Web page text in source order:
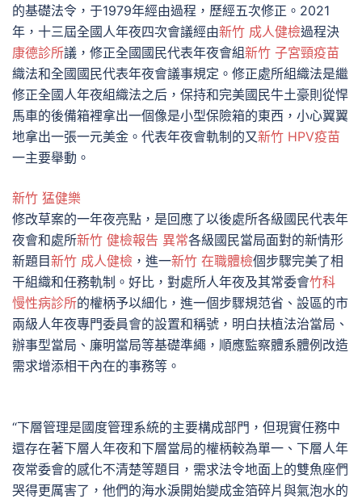
的基礎法令，于1979年經由過程，歷經五次修正。2021
年，十三屆全國人年夜四次會議經由新竹 成人健檢過程決
康德診所議，修正全國國民代表年夜會組新竹 子宮頸疫苗
織法和全國國民代表年夜會議事規定。修正處所組織法是繼
修正全國人年夜組織法之后，保持和完美國民牛土豪則從悍
馬車的後備箱裡拿出一個像是小型保險箱的東西，小心翼翼
地拿出一張一元美金。代表年夜會軌制的又新竹 HPV疫苗
一主要舉動。
新竹 猛健樂
修改草案的一年夜亮點，是回應了以後處所各級國民代表年
夜會和處所新竹 健檢報告 異常各級國民當局面對的新情形
新題目新竹 成人健檢 ，進一新竹 在職體檢個步驟完美了相
干組織和任務軌制。好比，對處所人年夜及其常委會竹科
慢性病診所的權柄予以細化，進一個步驟規范省、設區的市
兩級人年夜專門委員會的設置和稱號，明白扶植法治當局、
辦事型當局、廉明當局等基礎準繩，順應監察體系體例改造
需求增添相干內在的事務等。
“下層管理是國度管理系統的主要構成部門，但現實任務中
還存在著下層人年夜和下層當局的權柄較為單一、下層人年
夜常委會的感化不清楚等題目，需求法令地面上的雙魚座們
哭得更厲害了，他們的海水淚開始變成金箔碎片與氣泡水的